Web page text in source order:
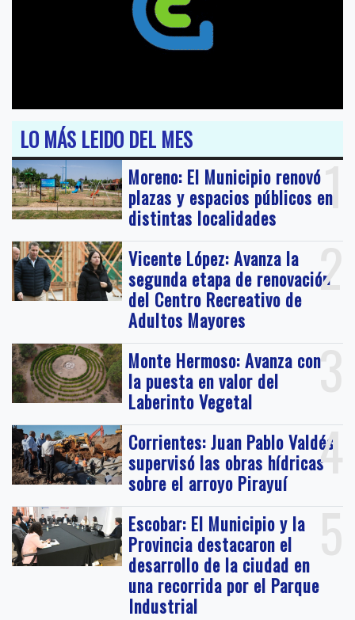
LO MÁS LEIDO DEL MES
1
Moreno: El Municipio renovó
plazas y espacios públicos en
distintas localidades
2
Vicente López: Avanza la
segunda etapa de renovación
del Centro Recreativo de
Adultos Mayores
3
Monte Hermoso: Avanza con
la puesta en valor del
Laberinto Vegetal
4
Corrientes: Juan Pablo Valdés
supervisó las obras hídricas
sobre el arroyo Pirayuí
5
Escobar: El Municipio y la
Provincia destacaron el
desarrollo de la ciudad en
una recorrida por el Parque
Industrial